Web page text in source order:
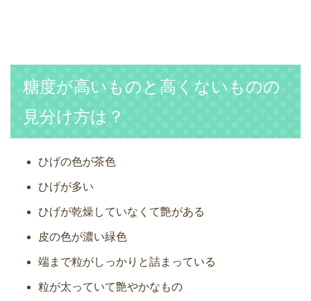
糖度が高いものと高くないものの
見分け方は？
ひげの色が茶色
ひげが多い
ひげが乾燥していなくて艶がある
皮の色が濃い緑色
端まで粒がしっかりと詰まっている
粒が太っていて艶やかなもの